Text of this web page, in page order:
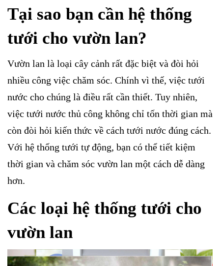
Tại sao bạn cần hệ thống
tưới cho vườn lan?
Vườn lan là loại cây cảnh rất đặc biệt và đòi hỏi
nhiều công việc chăm sóc. Chính vì thế, việc tưới
nước cho chúng là điều rất cần thiết. Tuy nhiên,
việc tưới nước thủ công không chỉ tốn thời gian mà
còn đòi hỏi kiến thức về cách tưới nước đúng cách.
Với hệ thống tưới tự động, bạn có thể tiết kiệm
thời gian và chăm sóc vườn lan một cách dễ dàng
hơn.
Các loại hệ thống tưới cho
vườn lan